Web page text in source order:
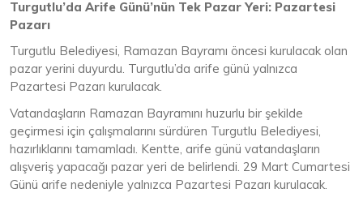
Turgutlu’da Arife Günü’nün Tek Pazar Yeri: Pazartesi
Pazarı
Turgutlu Belediyesi, Ramazan Bayramı öncesi kurulacak olan
pazar yerini duyurdu. Turgutlu’da arife günü yalnızca
Pazartesi Pazarı kurulacak.
Vatandaşların Ramazan Bayramını huzurlu bir şekilde
geçirmesi için çalışmalarını sürdüren Turgutlu Belediyesi,
hazırlıklarını tamamladı. Kentte, arife günü vatandaşların
alışveriş yapacağı pazar yeri de belirlendi. 29 Mart Cumartesi
Günü arife nedeniyle yalnızca Pazartesi Pazarı kurulacak.